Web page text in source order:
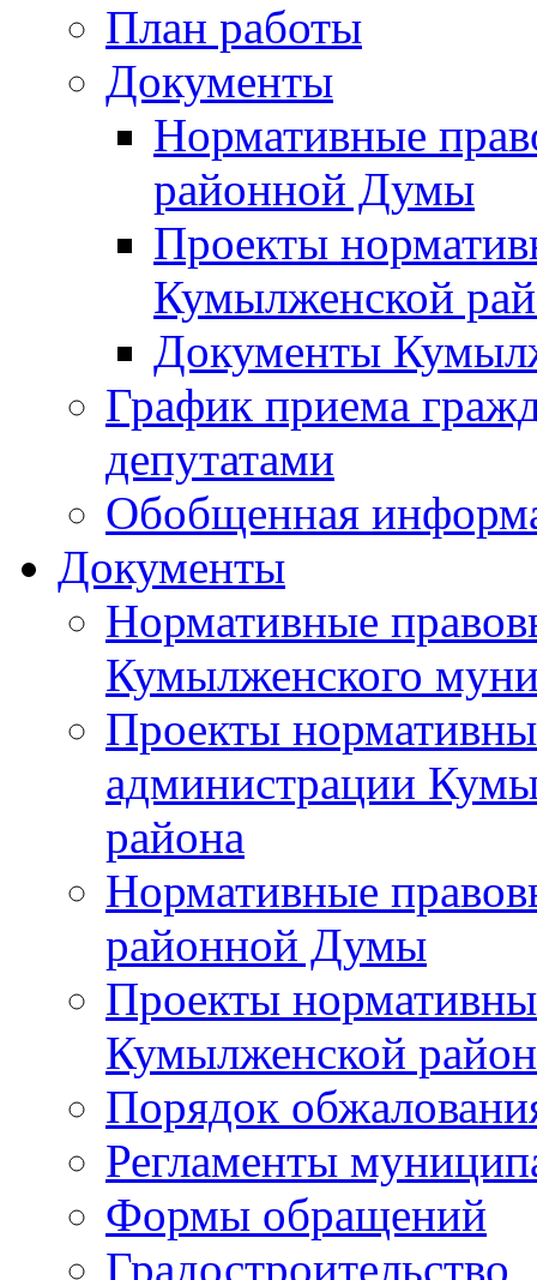
План работы
Документы
Нормативные
районной Думы
Проекты
Кумылженской
Документы
График приема
депутатами
Обобщенная
Документы
Нормативные
Кумылженского
Проекты
администрации
района
Нормативные
районной Думы
Проекты
Кумылженской
Порядок
Регламенты
Формы обращений
Градостроительство